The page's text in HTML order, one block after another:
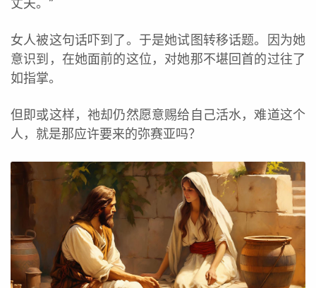
丈夫。”
女人被这句话吓到了。于是她试图转移话题。因为她
意识到，在她面前的这位，对她那不堪回首的过往了
如指掌。
但即或这样，祂却仍然愿意赐给自己活水，难道这个
人，就是那应许要来的弥赛亚吗？